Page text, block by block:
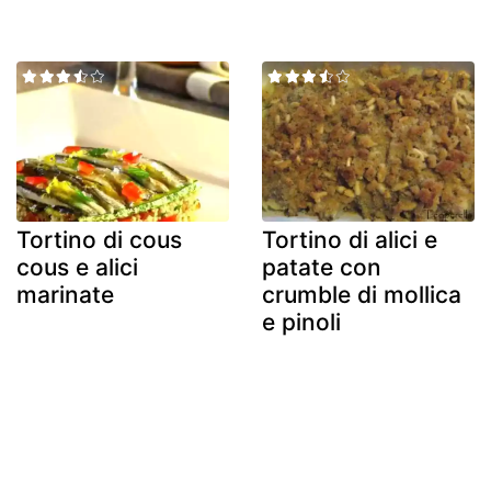
Tortino di cous
cous e alici
marinate
Tortino di alici e
patate con
crumble di mollica
e pinoli